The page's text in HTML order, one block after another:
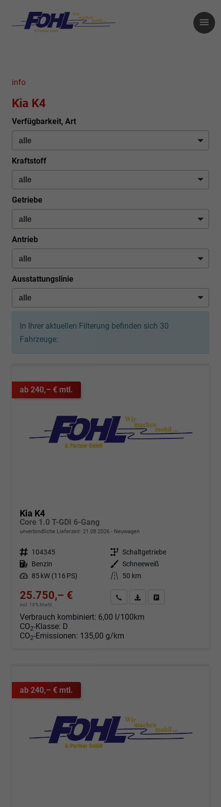
info
Kia K4
Verfügbarkeit, Art
Kraftstoff
Getriebe
Antrieb
Ausstattungslinie
In Ihrer aktuellen Filterung befinden sich 30
Fahrzeuge:
ab 240,– € mtl.
Kia K4
Core 1.0 T-GDI 6-Gang
unverbindliche Lieferzeit: 21.08.2026 Neuwagen
Fahrzeugnr. 104345 Getriebe Schaltgetriebe
Kraftstoff Benzin Außenfarbe Schneeweiß
Leistung 85 kW (116 PS) Kilometerstand 50 km
25.750,– €
incl. 19% MwSt.
Angebot anfordern
Fahrzeugexpose (PDF)
Verbrauch kombiniert: 6,00 l/100km
CO2-Klasse: D
CO2-Emissionen: 135,00 g/km
ab 240,– € mtl.